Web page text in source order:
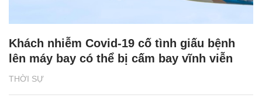
THỜI SỰ
Khách nhiễm Covid-19 cố tình giấu bệnh
lên máy bay có thể bị cấm bay vĩnh viễn